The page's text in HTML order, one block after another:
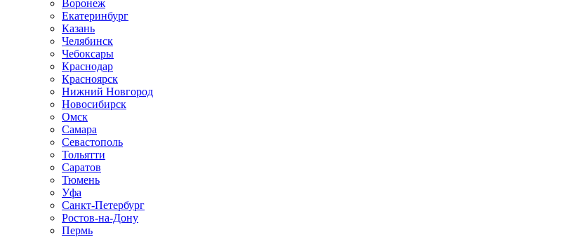
Воронеж
Екатеринбург
Казань
Челябинск
Чебоксары
Краснодар
Красноярск
Нижний Новгород
Новосибирск
Омск
Самара
Севастополь
Тольятти
Саратов
Тюмень
Уфа
Санкт-Петербург
Ростов-на-Дону
Пермь